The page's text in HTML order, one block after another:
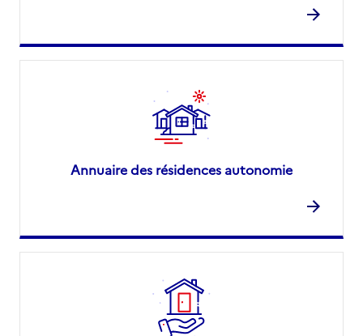
Annuaire des résidences autonomie